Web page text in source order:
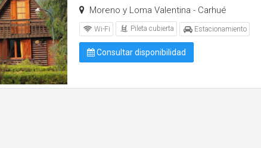
Moreno y Loma Valentina - Carhué
Wi-Fi Pileta cubierta Estacionamiento
Consultar disponibilidad